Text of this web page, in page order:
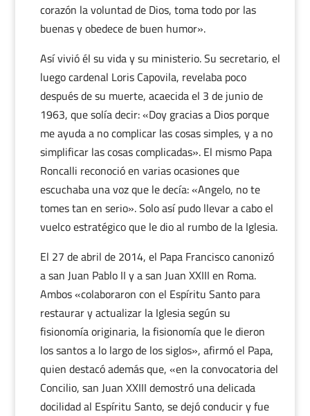
corazón la voluntad de Dios, toma todo por las
buenas y obedece de buen humor».
Así vivió él su vida y su ministerio. Su secretario, el
luego cardenal Loris Capovila, revelaba poco
después de su muerte, acaecida el 3 de junio de
1963, que solía decir: «Doy gracias a Dios porque
me ayuda a no complicar las cosas simples, y a no
simplificar las cosas complicadas». El mismo Papa
Roncalli reconoció en varias ocasiones que
escuchaba una voz que le decía: «Angelo, no te
tomes tan en serio». Solo así pudo llevar a cabo el
vuelco estratégico que le dio al rumbo de la Iglesia.
El 27 de abril de 2014, el Papa Francisco canonizó
a san Juan Pablo II y a san Juan XXIII en Roma.
Ambos «colaboraron con el Espíritu Santo para
restaurar y actualizar la Iglesia según su
fisionomía originaria, la fisionomía que le dieron
los santos a lo largo de los siglos», afirmó el Papa,
quien destacó además que, «en la convocatoria del
Concilio, san Juan XXIII demostró una delicada
docilidad al Espíritu Santo, se dejó conducir y fue